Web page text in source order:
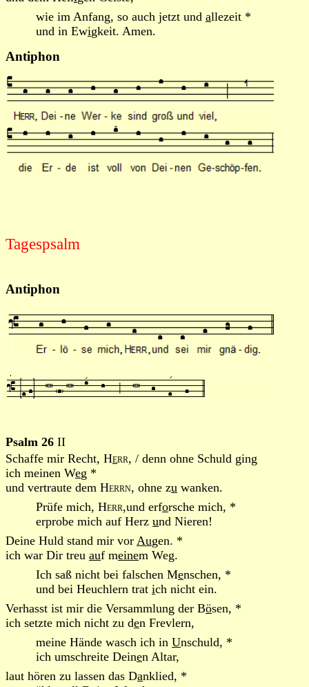
wie im Anfang, so auch jetzt und allezeit *
und in Ewigkeit. Amen.
Antiphon
Tagespsalm
Antiphon
Psalm 26 II
Schaffe mir Recht, Herr, / denn ohne Schuld ging
ich meinen Weg *
und vertraute dem Herrn, ohne zu wanken.
Prüfe mich, Herr,und erforsche mich, *
erprobe mich auf Herz und Nieren!
Deine Huld stand mir vor Augen. *
ich war Dir treu auf meinem Weg.
Ich saß nicht bei falschen Menschen, *
und bei Heuchlern trat ich nicht ein.
Verhasst ist mir die Versammlung der Bösen, *
ich setzte mich nicht zu den Frevlern,
meine Hände wasch ich in Unschuld, *
ich umschreite Deinen Altar,
laut hören zu lassen das Danklied, *